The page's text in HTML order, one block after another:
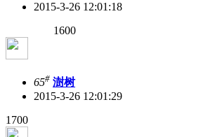
2015-3-26 12:01:18
1600
65# 澍树
2015-3-26 12:01:29
1700